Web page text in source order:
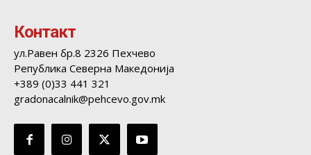
Контакт
ул.Равен бр.8 2326 Пехчево
Република Северна Македонија
+389 (0)33 441 321
gradonacalnik@pehcevo.gov.mk